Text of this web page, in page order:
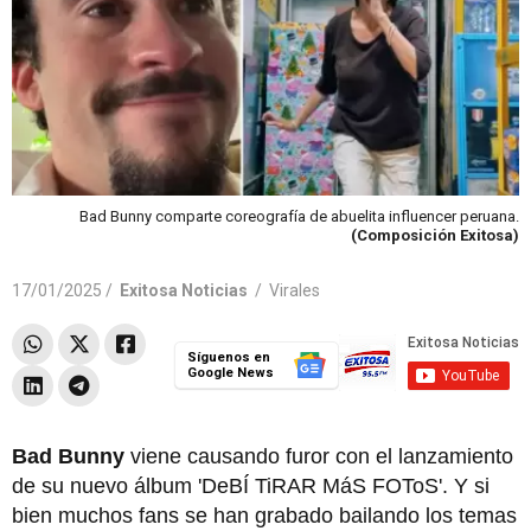
Bad Bunny comparte coreografía de abuelita influencer peruana.
(Composición Exitosa)
17/01/2025 / Exitosa Noticias / Virales
Síguenos en
Google News
Bad Bunny viene causando furor con el lanzamiento
de su nuevo álbum 'DeBÍ TiRAR MáS FOToS'. Y si
bien muchos fans se han grabado bailando los temas